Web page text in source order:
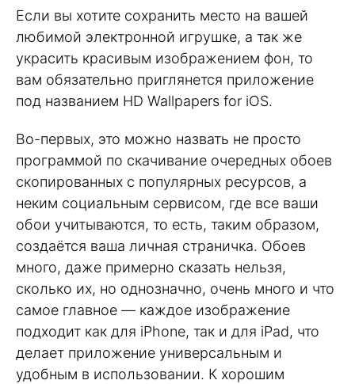
Если вы хотите сохранить место на вашей
любимой электронной игрушке, а так же
украсить красивым изображением фон, то
вам обязательно приглянется приложение
под названием HD Wallpapers for iOS.
Во-первых, это можно назвать не просто
программой по скачивание очередных обоев
скопированных с популярных ресурсов, а
неким социальным сервисом, где все ваши
обои учитываются, то есть, таким образом,
создаётся ваша личная страничка. Обоев
много, даже примерно сказать нельзя,
сколько их, но однозначно, очень много и что
самое главное — каждое изображение
подходит как для iPhone, так и для iPad, что
делает приложение универсальным и
удобным в использовании. К хорошим